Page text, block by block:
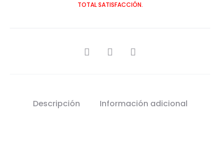
TOTAL SATISFACCIÓN.
SHARE
Descripción Información adicional